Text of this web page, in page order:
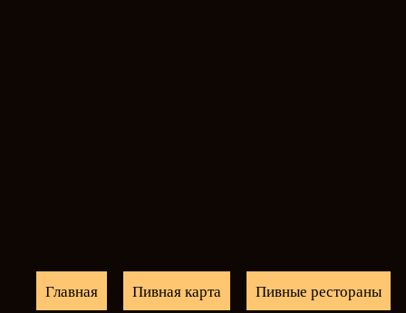
Главная Пивная карта Пивные рестораны